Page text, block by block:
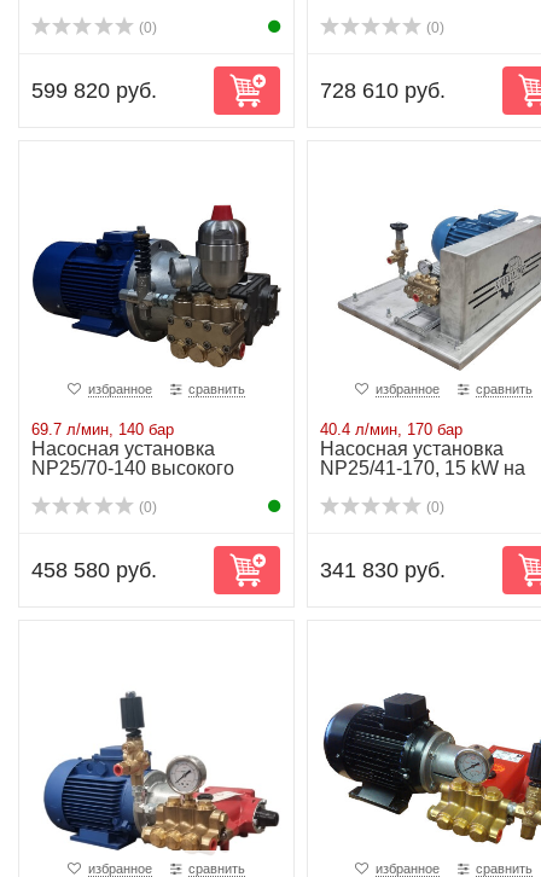
(0)
599 820 руб.
(0)
728 610 руб.
избранное сравнить
69.7 л/мин, 140 бар
Насосная установка
NP25/70-140 высокого
(0)
458 580 руб.
избранное сравнить
40.4 л/мин, 170 бар
Насосная установка
NP25/41-170, 15 kW на
(0)
341 830 руб.
избранное сравнить избранное сравнить